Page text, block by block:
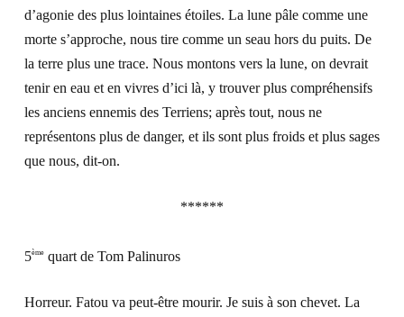
d’agonie des plus lointaines étoiles. La lune pâle comme une
morte s’approche, nous tire comme un seau hors du puits. De
la terre plus une trace. Nous montons vers la lune, on devrait
tenir en eau et en vivres d’ici là, y trouver plus compréhensifs
les anciens ennemis des Terriens; après tout, nous ne
représentons plus de danger, et ils sont plus froids et plus sages
que nous, dit-on.
******
5èmequart de Tom Palinuros
Horreur. Fatou va peut-être mourir. Je suis à son chevet. La